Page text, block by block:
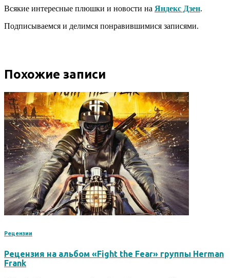
Всякие интересные плюшки и новости на Яндекс Дзен.
Подписываемся и делимся понравившимися записями.
Похожие записи
Рецензии
Рецензия на альбом «Fight the Fear» группы Herman
Frank